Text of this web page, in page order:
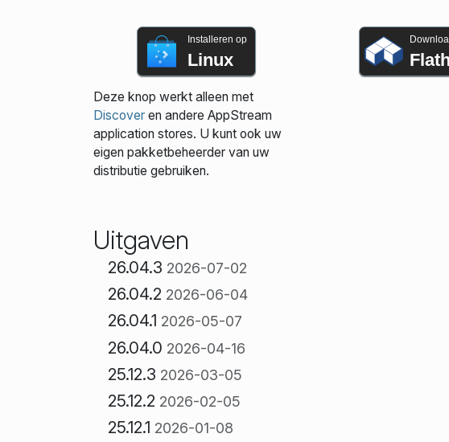
Installeren op
Linux
Deze knop werkt alleen met
Discoveren andere AppStream
application stores. U kunt ook uw
eigen pakketbeheerder van uw
distributie gebruiken.
Uitgaven
26.04.3 2026-07-02
26.04.2 2026-06-04
26.04.1 2026-05-07
26.04.0 2026-04-16
25.12.3 2026-03-05
25.12.2 2026-02-05
25.12.1 2026-01-08